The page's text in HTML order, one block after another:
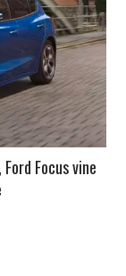
Focus vine